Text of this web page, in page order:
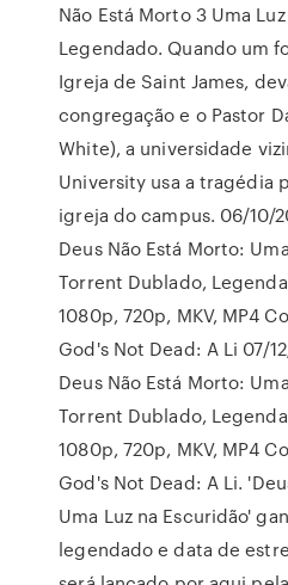
Não Está Morto 3 Uma
Legendado. Quando um
Igreja de Saint James,
congregação e o Pastor
White), a universidade
University usa a tragédia
igreja do campus. 06/10/
Deus Não Está Morto:
Torrent Dublado,
1080p, 720p, MKV, MP4
God's Not Dead: A Li 07/
Deus Não Está Morto:
Torrent Dublado,
1080p, 720p, MKV, MP4
God's Not Dead: A Li.
Uma Luz na Escuridão'
legendado e data de